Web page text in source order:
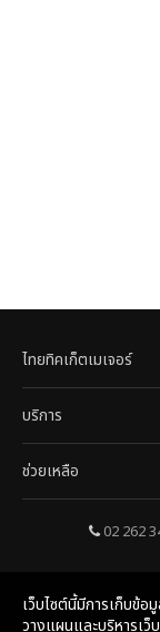
ไทยทิคเก็ตเมเจอร์
บริการ
ช่วยเหลือ
02 262
เว็บไซต์นี้มีการเก็บข้อ
วางแผนและบริหารเว็